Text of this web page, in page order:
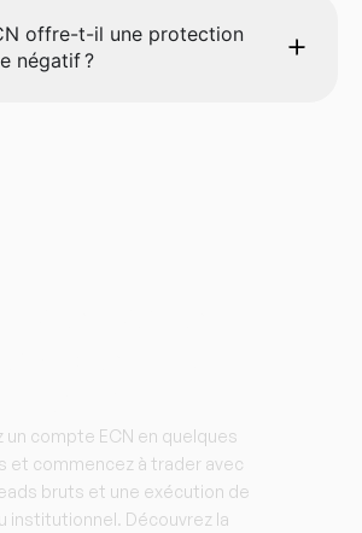
offre-t-il une protection
négatif ?
un compte ECN en quelques
et commencez à trader avec
bruts et une exécution de
institutionnel. Découvrez la